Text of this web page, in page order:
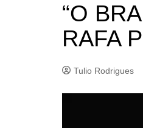
“O
RAFA
Tulio Rodrigues